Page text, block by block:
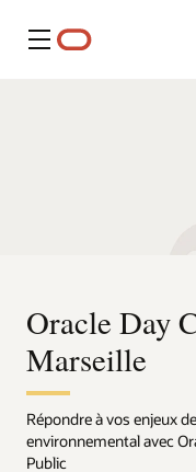
Menu
Oracle Day
Marseille
Répondre à vos enjeux
environnemental avec
Public